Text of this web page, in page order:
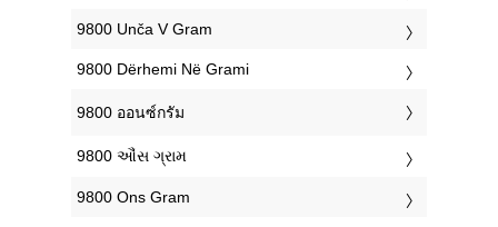
‎9800 Unča V Gram
‎9800 Dërhemi Në Grami
‎9800 ออนซ์กรัม
‎9800 ઔંસ ગ્રામ
‎9800 Ons Gram